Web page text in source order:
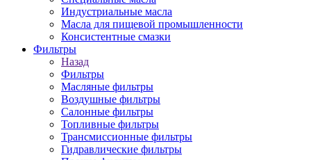
Индустриальные масла
Масла для пищевой промышленности
Консистентные смазки
Фильтры
Назад
Фильтры
Масляные фильтры
Воздушные фильтры
Салонные фильтры
Топливные фильтры
Трансмиссионные фильтры
Гидравлические фильтры